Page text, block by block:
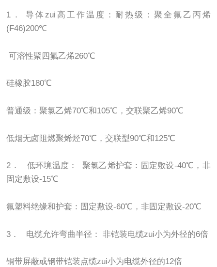
1． 导体zui高工作温度：耐热级：聚全氟乙丙烯
(F46)200℃
可溶性聚四氟乙烯260℃
硅橡胶180℃
普通级：聚氯乙烯70℃和105℃，交联聚乙烯90℃
低烟无卤阻燃聚烯烃70℃，交联型90℃和125℃
2． 低环境温度： 聚氯乙烯护套：固定敷设-40℃，非
固定敷设-15℃
氟塑料绝缘和护套：固定敷设-60℃，非固定敷设-20℃
3． 电缆允许弯曲半径： 非铠装电缆zui小为外径的6倍
铜带屏蔽或钢带铠装点缆zui小为电缆外径的12倍